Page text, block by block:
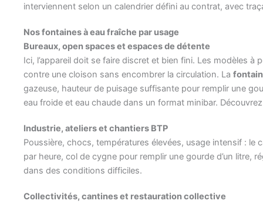
interviennent selon un calendrier défini au contrat, avec
Nos fontaines à eau fraîche par usage
Bureaux, open spaces et espaces de détente
Ici, l’appareil doit se faire discret et bien fini. Les modèles
contre une cloison sans encombrer la circulation. La
gazeuse, hauteur de puisage suffisante pour remplir une
eau froide et eau chaude dans un format minibar.
Industrie, ateliers et chantiers BTP
Poussière, chocs, températures élevées, usage intensif : le
par heure, col de cygne pour remplir une gourde d’un litre,
dans des conditions difficiles.
Collectivités, cantines et restauration collective